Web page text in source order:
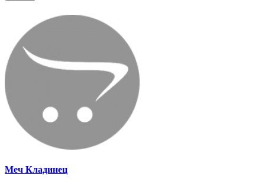
Меч Кладинец